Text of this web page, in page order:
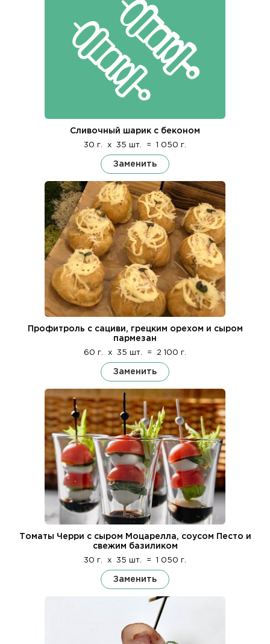
Сливочный шарик с беконом
30 г. x 35 шт. = 1 050 г.
Заменить
Профитроль с сациви, грецким орехом и сыром
пармезан
60 г. x 35 шт. = 2 100 г.
Заменить
Томаты Черри с сыром Моцарелла, соусом Песто и
свежим базиликом
30 г. x 35 шт. = 1 050 г.
Заменить